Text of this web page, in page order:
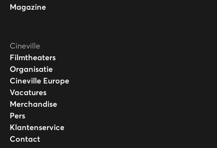
Magazine
Cineville
Filmtheaters
Organisatie
Cineville Europe
Vacatures
Merchandise
Pers
Klantenservice
Contact